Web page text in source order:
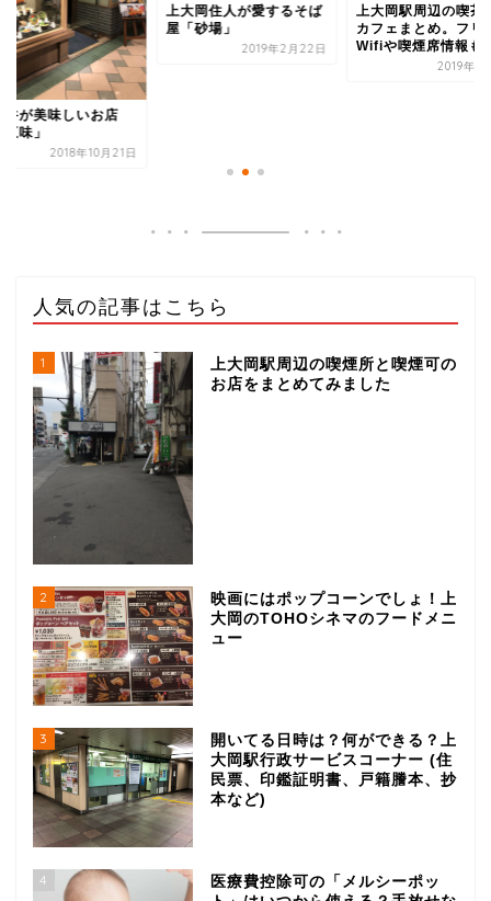
丼が美味しいお店
味」
2018年10月21日
上大岡住人が愛するそば
屋「砂場」
2019年2月22日
上大岡駅周辺の喫茶
カフェまとめ。フリ
Wifiや喫煙席情報も
2019年1
人気の記事はこちら
1
上大岡駅周辺の喫煙所と喫煙可の
お店をまとめてみました
2
映画にはポップコーンでしょ！上
大岡のTOHOシネマのフードメニ
ュー
3
開いてる日時は？何ができる？上
大岡駅行政サービスコーナー (住
民票、印鑑証明書、戸籍謄本、抄
本など)
4
医療費控除可の「メルシーポッ
グルメ
ランチ